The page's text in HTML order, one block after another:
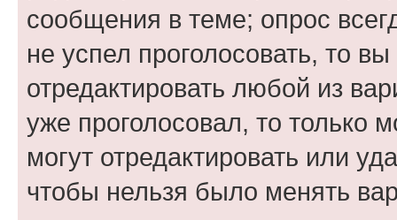
сообщения в теме; опрос
не успел проголосовать, то
отредактировать любой из
уже проголосовал, то только
могут отредактировать или
чтобы нельзя было менять